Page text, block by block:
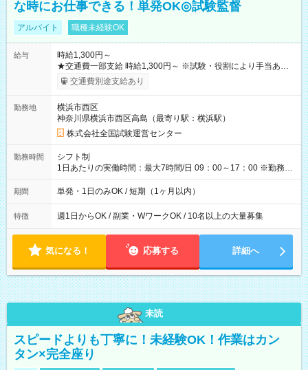
な時にお仕事できる！単発OK◎試験監督
アルバイト 職種未経験OK
給与
時給1,300円～
★交通費一部支給 時給1,300円～ ※試験・役割により手当あり
※勤務回数により昇給あり 【即給（前払い）オプションあ
り！】 希望される場合、勤務から1週間ほどで給与の一部を受け
例】 ・河合塾模擬試験 8:30～17:30（休憩1時間） 時給1,300円
×8時間＝日収10,400円＋交通費 ※当日の役割により時給＋100
円の場合あり ・国家試験 7:00～13:30（休憩なし） 時給1,300
円（役割手当＋100円）×6時間＝日収8,400円＋交通費 【試用期
間】試用期間なし
交通費別途支給あり
勤務地
横浜市西区
神奈川県横浜市西区高島（最寄り駅：横浜駅）
株式会社全国試験運営センター
勤務時間
シフト制
1日あたりの実働時間：最大7時間/日 09：00～17：00 ※勤務時
間は 試験により異なります。
期間 単発・1日のみOK / 短期（1ヶ月以内）
特徴 週1日からOK / 副業・WワークOK / 10名以上の大量募集
気になる！ 応募する 詳細へ
未読
スピードよりも丁寧に！未経験OK！作業はカン
タン×完全座り